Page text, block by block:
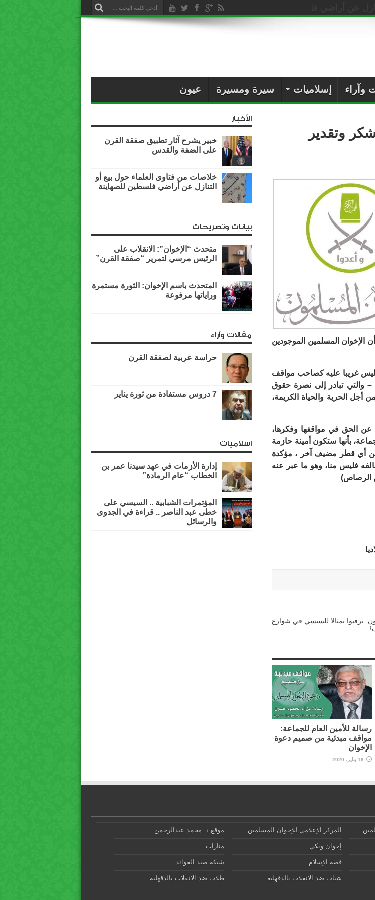
وآراء إسلاميات سيرة ومسيرة عيون
وتقدير
الإخوان المسلمين الموجودين
ليس غريبا عليه كصاحب مواقف
والتي تبادر إلى نصرة حقوق
الحرية والحياة الكريمة،
عن الحق في مواقفها وفكرها،
بأنها ستكون أمينة حازمة
أي قطر مضيف آخر ، مؤكدة
فليس منا، وهو ما عبر عنه
الرصاص)
ترقبوا تمثالا للسيسي في شوارع
رسالة للأمين العام للجماعة:
مواقف مبدئية من صميم دعوة
الإخوان
16 يناير، 2020
الأخبار
خبير يشرح آثار تطبيق صفقة القرن
على الضفة والقدس
خلاصات من فتاوى العلماء حول بيع أو
التنازل عن أراضي فلسطين للصهاينة
بيانات وتصريحات
متحدث “الإخوان”: الانقلاب على
الرئيس مرسي لتمرير “صفقة القرن”
المتحدث باسم الإخوان: الثورة مستمرة
وراياتها مرفوعة
مقالات وآراء
حراسة عربية لصفقة القرن
7 دروس مستفادة من ثورة يناير
اسلاميات
إدارة الأزمات في عهد سيدنا عمر بن
الخطاب “عام الرمادة”
المؤتمرات الشبابية .. السيسي على
خطى عبد الناصر .. قراءة في الجدوى
والرسائل
المركز الإعلامي للإخوان المسلمين موقع د. محمد عبدالرحمن
إخوان ويكي منارات
قصة الإسلام شبكة صيد الفوائد
شباب ضد الانقلاب بالدقهلية طلاب ضد الانقلاب بالدقهلية